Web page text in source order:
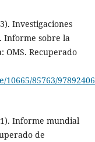
Investigaciones
Informe sobre la
OMS. Recuperado
85763/
Informe mundial
de